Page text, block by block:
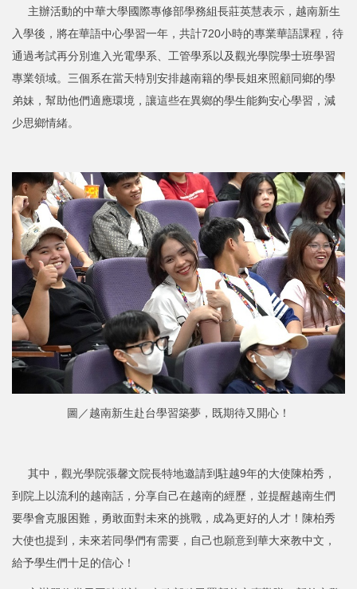
主辦活動的中華大學國際專修部學務組長莊英慧表示，越南新生
入學後，將在華語中心學習一年，共計720小時的專業華語課程，待
通過考試再分別進入光電學系、工管學系以及觀光學院學士班學習
專業領域。三個系在當天特別安排越南籍的學長姐來照顧同鄉的學
弟妹，幫助他們適應環境，讓這些在異鄉的學生能夠安心學習，減
少思鄉情緒。
圖／越南新生赴台學習築夢，既期待又開心！
其中，觀光學院張馨文院長特地邀請到駐越9年的大使陳柏秀，
到院上以流利的越南話，分享自己在越南的經歷，並提醒越南生們
要學會克服困難，勇敢面對未來的挑戰，成為更好的人才！陳柏秀
大使也提到，未來若同學們有需要，自己也願意到華大來教中文，
給予學生們十足的信心！